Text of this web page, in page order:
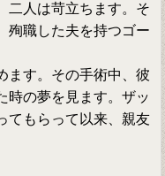
二人は苛立ちます。そ
殉職した夫を持つゴー
ます。その手術中、彼
時の夢を見ます。ザッ
てもらって以来、親友